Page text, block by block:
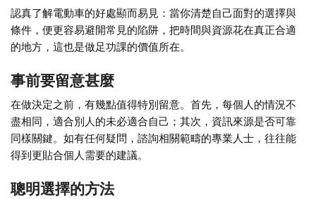
認真了解電動車的好處顯而易見：當你清楚自己面對的選擇與
條件，便更容易避開常見的陷阱，把時間與資源花在真正合適
的地方，這也是做足功課的價值所在。
事前要留意甚麼
在做決定之前，有幾點值得特別留意。首先，每個人的情況不
盡相同，適合別人的未必適合自己；其次，資訊來源是否可靠
同樣關鍵。如有任何疑問，諮詢相關範疇的專業人士，往往能
得到更貼合個人需要的建議。
聰明選擇的方法